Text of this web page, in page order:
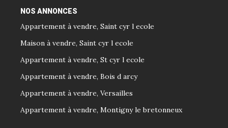
NOS ANNONCES
Appartement à vendre, Saint cyr l ecole
Maison à vendre, Saint cyr l ecole
Appartement à vendre, St cyr l ecole
Appartement à vendre, Bois d arcy
Appartement à vendre, Versailles
Appartement à vendre, Montigny le bretonneux